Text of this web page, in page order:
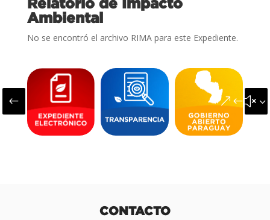
Ambiental
No se encontró el archivo RIMA para este Expediente.
#
CONTACTO